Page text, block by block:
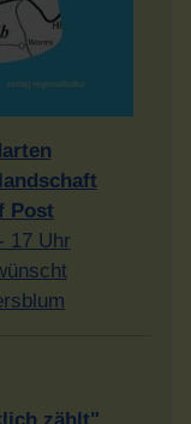
Post
17 Uhr